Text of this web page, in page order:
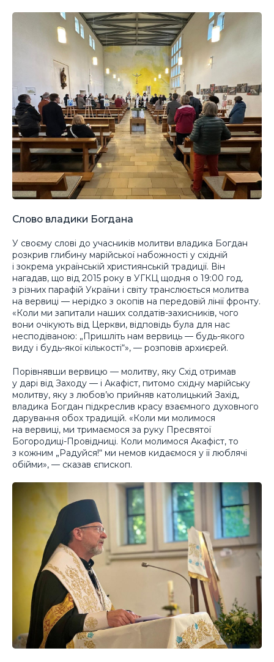
Слово владики Богдана
У своєму слові до учасників молитви владика Богдан
розкрив глибину марійської набожності у східній
і зокрема українській християнській традиції. Він
нагадав, що від 2015 року в УГКЦ щодня о 19:00 год.
з різних парафій України і світу транслюється молитва
на вервиці — нерідко з окопів на передовій лінії фронту.
«Коли ми запитали наших солдатів-захисників, чого
вони очікують від Церкви, відповідь була для нас
несподіваною: „Пришліть нам вервиць — будь-якого
виду і будь-якої кількості“», — розповів архиєрей.
Порівнявши вервицю — молитву, яку Схід отримав
у дарі від Заходу — і Акафіст, питомо східну марійську
молитву, яку з любов’ю прийняв католицький Захід,
владика Богдан підкреслив красу взаємного духовного
дарування обох традицій. «Коли ми молимося
на вервиці, ми тримаємося за руку Пресвятої
Богородиці-Провідниці. Коли молимося Акафіст, то
з кожним „Радуйся!“ ми немов кидаємося у її люблячі
обійми», — сказав єпископ.